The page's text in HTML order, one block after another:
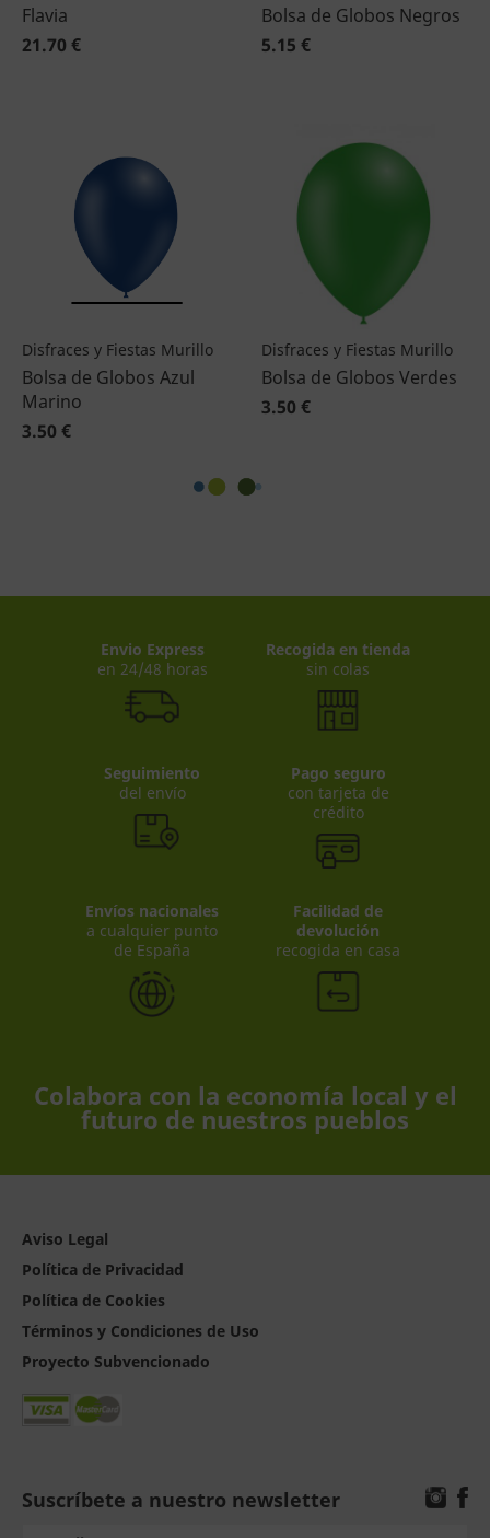
Flavia
21.70 €
Bolsa de Globos Negros
5.15 €
Disfraces y Fiestas Murillo
Bolsa de Globos Azul
Marino
3.50 €
Disfraces y Fiestas Murillo
Bolsa de Globos Verdes
3.50 €
Envio Express
en 24/48 horas
Recogida en tienda
sin colas
Seguimiento
del envío
Pago seguro
con tarjeta de
crédito
Envíos nacionales
a cualquier punto
de España
Facilidad de
devolución
recogida en casa
Colabora con la economía local y el
futuro de nuestros pueblos
Aviso Legal
Política de Privacidad
Política de Cookies
Términos y Condiciones de Uso
Proyecto Subvencionado
Suscríbete a nuestro newsletter